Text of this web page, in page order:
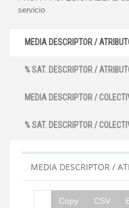
servicio
MEDIA DESCRIPTOR /
% SAT. DESCRIPTOR /
MEDIA DESCRIPTOR /
% SAT. DESCRIPTOR /
MEDIA DESCRIPTOR /
Copy CSV